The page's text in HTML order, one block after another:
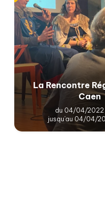
La Rencontre
Caen
du 04/04/2022
jusqu'au 04/04/